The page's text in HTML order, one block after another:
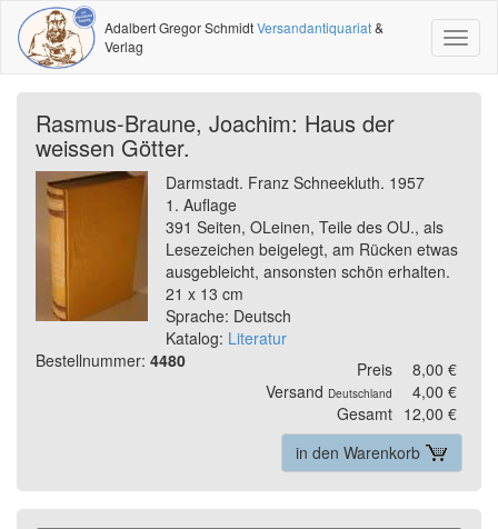
Adalbert Gregor SchmidtVersandantiquariat&
Verlag
Rasmus-Braune, Joachim: Haus der
weissen Götter.
Darmstadt. Franz Schneekluth. 1957
1. Auflage
391 Seiten, OLeinen, Teile des OU., als
Lesezeichen beigelegt, am Rücken etwas
ausgebleicht, ansonsten schön erhalten.
21 x 13 cm
Sprache: Deutsch
Katalog: Literatur
Bestellnummer: 4480 Preis
8,00 €
Versand Deutschland
4,00 €
Gesamt 12,00 €
in den Warenkorb